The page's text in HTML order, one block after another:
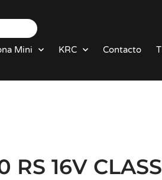
Mini KRC Contacto
RS 16V